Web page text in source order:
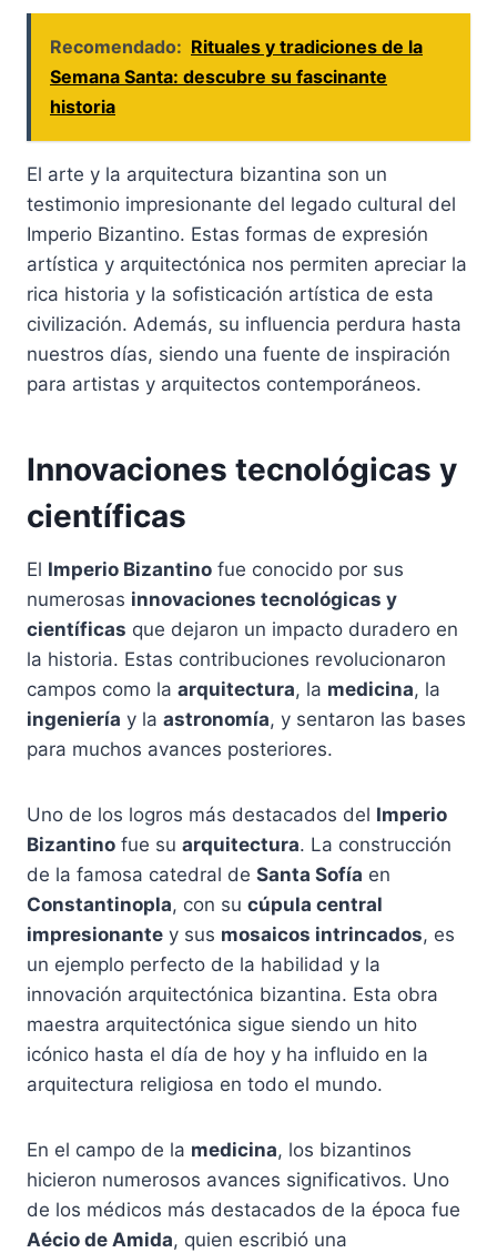
Recomendado: Rituales y tradiciones de la
Semana Santa: descubre su fascinante
historia
El arte y la arquitectura bizantina son un
testimonio impresionante del legado cultural del
Imperio Bizantino. Estas formas de expresión
artística y arquitectónica nos permiten apreciar la
rica historia y la sofisticación artística de esta
civilización. Además, su influencia perdura hasta
nuestros días, siendo una fuente de inspiración
para artistas y arquitectos contemporáneos.
Innovaciones tecnológicas y
científicas
El Imperio Bizantino fue conocido por sus
numerosas innovaciones tecnológicas y
científicas que dejaron un impacto duradero en
la historia. Estas contribuciones revolucionaron
campos como la arquitectura, la medicina, la
ingeniería y la astronomía, y sentaron las bases
para muchos avances posteriores.
Uno de los logros más destacados del Imperio
Bizantino fue su arquitectura. La construcción
de la famosa catedral de Santa Sofía en
Constantinopla, con su cúpula central
impresionante y sus mosaicos intrincados, es
un ejemplo perfecto de la habilidad y la
innovación arquitectónica bizantina. Esta obra
maestra arquitectónica sigue siendo un hito
icónico hasta el día de hoy y ha influido en la
arquitectura religiosa en todo el mundo.
En el campo de la medicina, los bizantinos
hicieron numerosos avances significativos. Uno
de los médicos más destacados de la época fue
Aécio de Amida, quien escribió una